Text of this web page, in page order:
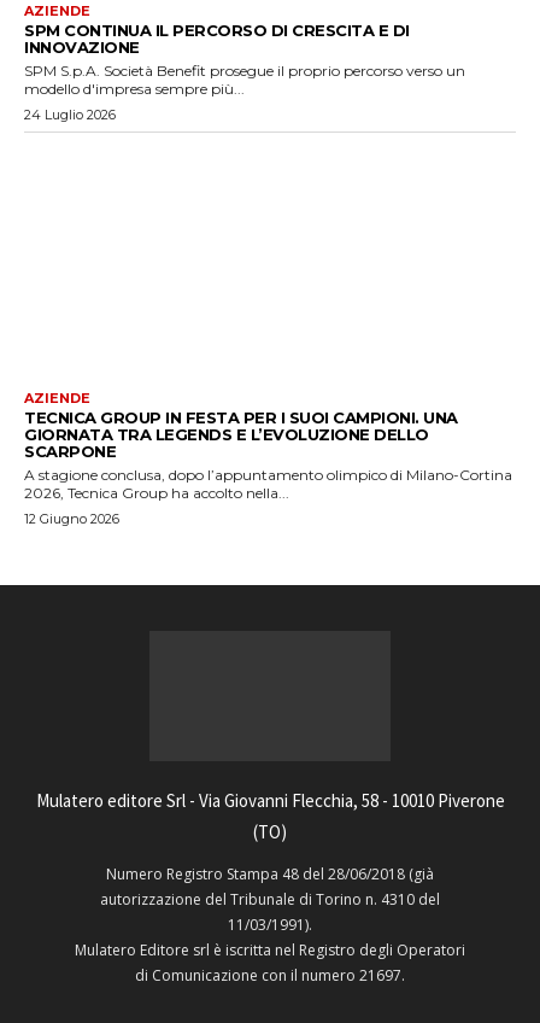
AZIENDE
SPM CONTINUA IL PERCORSO DI CRESCITA E DI
INNOVAZIONE
SPM S.p.A. Società Benefit prosegue il proprio percorso verso un
modello d'impresa sempre più...
24 Luglio 2026
AZIENDE
TECNICA GROUP IN FESTA PER I SUOI CAMPIONI. UNA
GIORNATA TRA LEGENDS E L’EVOLUZIONE DELLO
SCARPONE
A stagione conclusa, dopo l’appuntamento olimpico di Milano-Cortina
2026, Tecnica Group ha accolto nella...
12 Giugno 2026
Mulatero editore Srl - Via Giovanni Flecchia, 58 - 10010 Piverone
(TO)
Numero Registro Stampa 48 del 28/06/2018 (già
autorizzazione del Tribunale di Torino n. 4310 del
11/03/1991).
Mulatero Editore srl è iscritta nel Registro degli Operatori
di Comunicazione con il numero 21697.